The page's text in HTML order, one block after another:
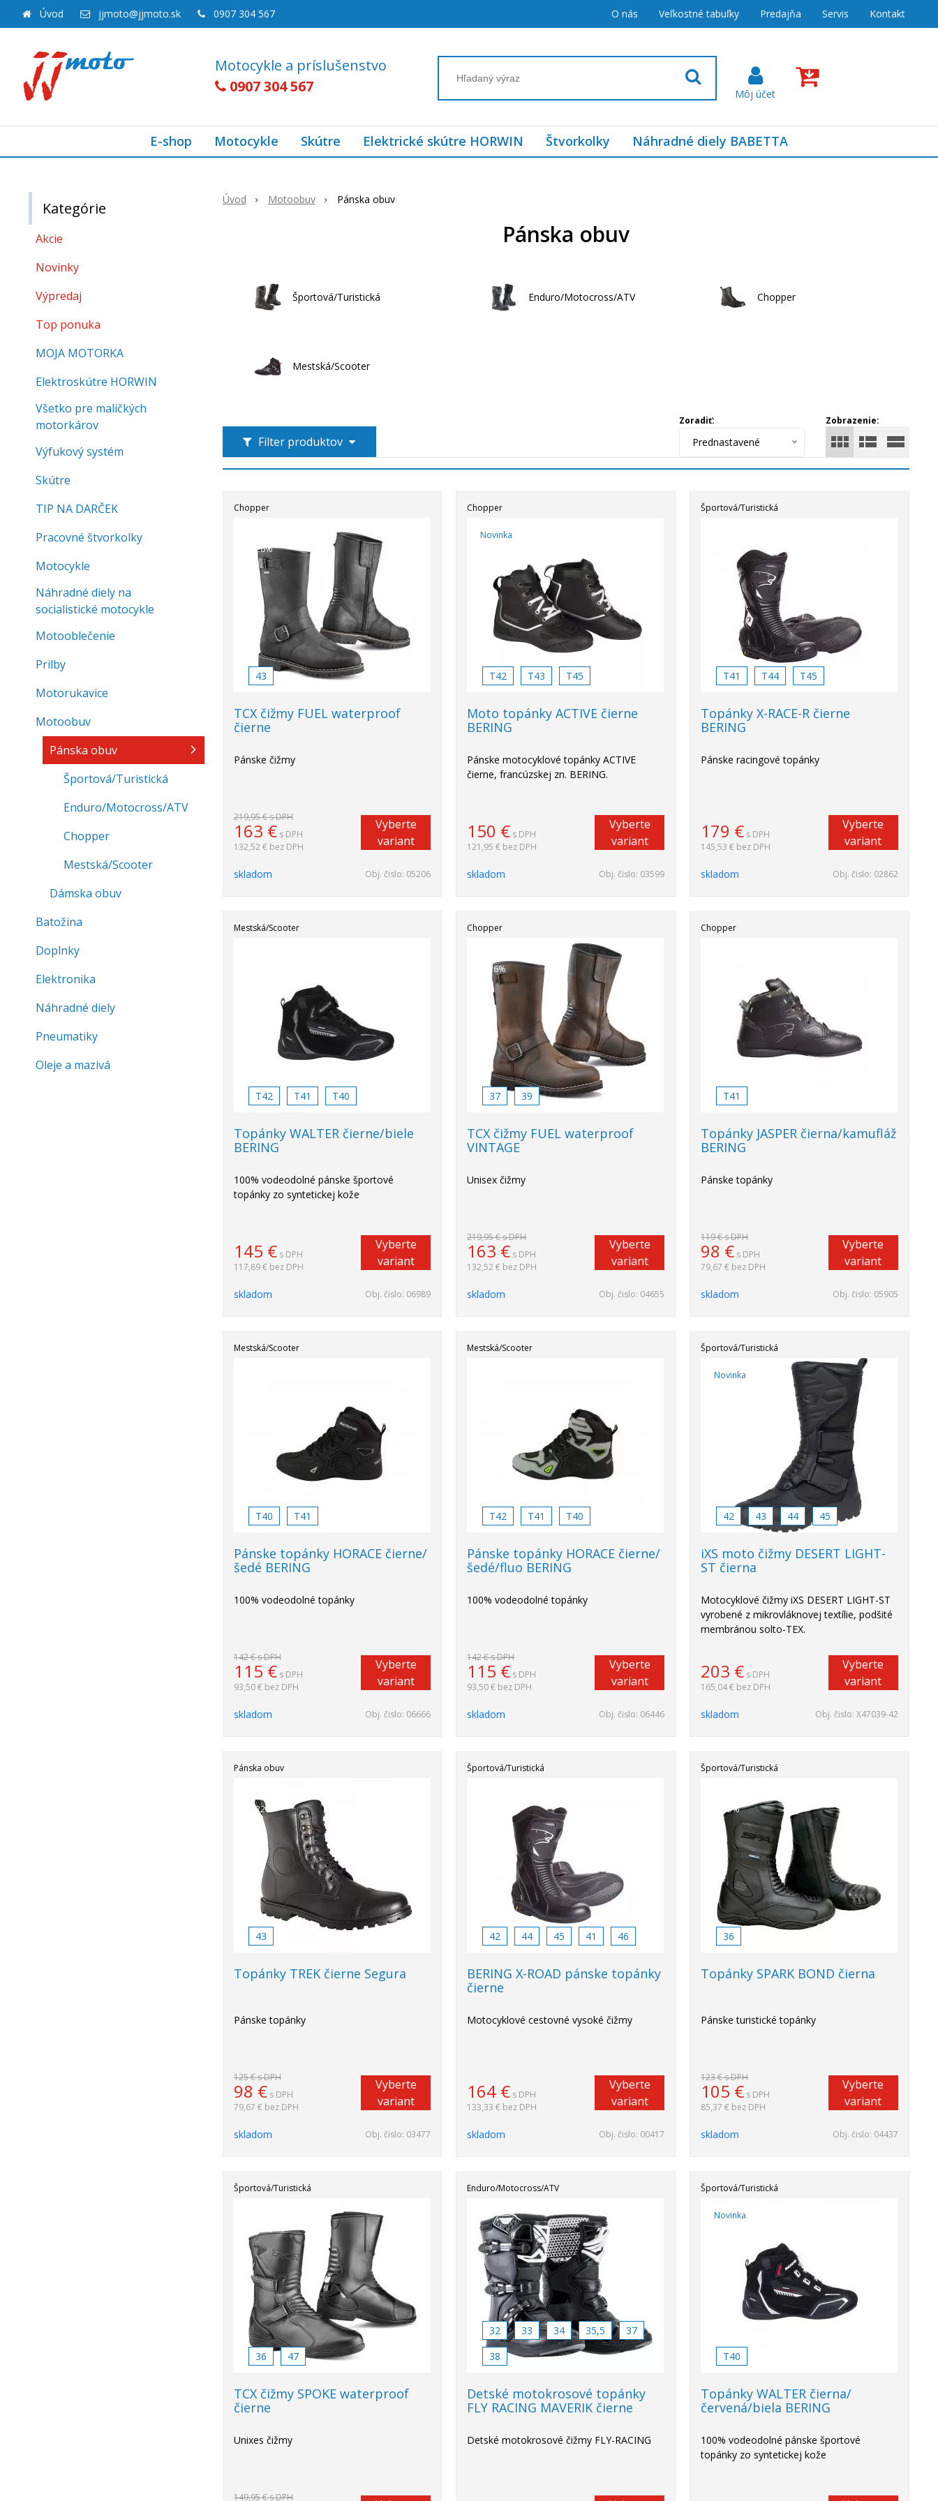
Motocykle a príslušenstvo
0907 304 567
Úvod jjmoto@jjmoto.sk 0907 304 567 O nás Veľkostné tabuľky Predajňa Servis Kontakt
E-shop Motocykle Skútre Elektrické skútre HORWIN Štvorkolky Náhradné diely BABETTA
Úvod Motoobuv Pánska obuv
Pánska obuv
Športová/Turistická Enduro/Motocross/ATV Chopper
Mestská/Scooter
Filter produktov
Zobrazenie:
Zoradiť:
Prednastavené
Chopper
43
-26%
TCX čižmy FUEL waterproof
čierne
Pánske čižmy
219,95 €s DPH
163 € s DPH
132,52 € bez DPH
Vyberte
variant
skladom Obj. čislo: 05206
Chopper
T42 T43 T45
Novinka
Moto topánky ACTIVE čierne
BERING
Pánske motocyklové topánky ACTIVE
čierne, francúzskej zn. BERING.
150 € s DPH
121,95 € bez DPH
Vyberte
variant
skladom Obj. čislo: 03599
Športová/Turistická
T41 T44 T45
Topánky X-RACE-R čierne
BERING
Pánske racingové topánky
179 € s DPH
145,53 € bez DPH
Vyberte
variant
skladom Obj. čislo: 02862
Mestská/Scooter
T42 T41 T40
Topánky WALTER čierne/biele
BERING
100% vodeodolné pánske športové
topánky zo syntetickej kože
145 € s DPH
117,89 € bez DPH
Vyberte
variant
skladom Obj. čislo: 06989
Chopper
37 39
-26%
TCX čižmy FUEL waterproof
VINTAGE
Unisex čižmy
219,95 €s DPH
163 € s DPH
132,52 € bez DPH
Vyberte
variant
skladom Obj. čislo: 04655
Chopper
T41
Topánky JASPER čierna/kamufláž
BERING
Pánske topánky
119 €s DPH
98 € s DPH
79,67 € bez DPH
Vyberte
variant
skladom Obj. čislo: 05905
Mestská/Scooter
T40 T41
Pánske topánky HORACE čierne/
šedé BERING
100% vodeodolné topánky
142 €s DPH
115 € s DPH
93,50 € bez DPH
Vyberte
variant
skladom Obj. čislo: 06666
Mestská/Scooter
T42 T41 T40
Pánske topánky HORACE čierne/
šedé/fluo BERING
100% vodeodolné topánky
142 €s DPH
115 € s DPH
93,50 € bez DPH
Vyberte
variant
skladom Obj. čislo: 06446
Športová/Turistická
42 43 44 45
Novinka
iXS moto čižmy DESERT LIGHT-
ST čierna
Motocyklové čižmy iXS DESERT LIGHT-ST
vyrobené z mikrovláknovej textílie, podšité
membránou solto-TEX.
203 € s DPH
165,04 € bez DPH
Vyberte
variant
skladom Obj. čislo: X47039-42
Pánska obuv
43
-22%
Topánky TREK čierne Segura
Pánske topánky
125 €s DPH
98 € s DPH
79,67 € bez DPH
Vyberte
variant
skladom Obj. čislo: 03477
Športová/Turistická
42 44 45 41 46
BERING X-ROAD pánske topánky
čierne
Motocyklové cestovné vysoké čižmy
164 € s DPH
133,33 € bez DPH
Vyberte
variant
skladom Obj. čislo: 00417
Športová/Turistická
36
-15%
Topánky SPARK BOND čierna
Pánske turistické topánky
123 €s DPH
105 € s DPH
85,37 € bez DPH
Vyberte
variant
skladom Obj. čislo: 04437
Športová/Turistická
36 47
-20%
TCX čižmy SPOKE waterproof
čierne
Unixes čižmy
149,95 €s DPH
Enduro/Motocross/ATV
32 33 34 35,5
37
38
Detské motokrosové topánky
FLY RACING MAVERIK čierne
Detské motokrosové čižmy FLY-RACING
Športová/Turistická
T40
Novinka
Topánky WALTER čierna/
červená/biela BERING
100% vodeodolné pánske športové
topánky zo syntetickej kože
Kategórie
Akcie
Novinky
Výpredaj
Top ponuka
MOJA MOTORKA
Elektroskútre HORWIN
Všetko pre maličkých
motorkárov
Výfukový systém
Skútre
TIP NA DARČEK
Pracovné štvorkolky
Motocykle
Náhradné diely na
socialistické motocykle
Motooblečenie
Prilby
Motorukavice
Motoobuv
Pánska obuv
Športová/Turistická
Enduro/Motocross/ATV
Chopper
Mestská/Scooter
Dámska obuv
Batožina
Doplnky
Elektronika
Náhradné diely
Pneumatiky
Oleje a mazivá